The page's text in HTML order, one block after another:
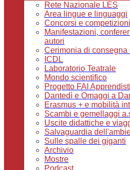
Rete Nazionale LES
Area lingue e linguaggi
Concorsi e competizioni
Manifestazioni,
autori
Cerimonia di consegna
ICDL
Laboratorio Teatrale
Mondo scientifico
Progetto FAI
Dantedì e Omaggi a
Erasmus + e mobilità
Scambi e gemellaggi
Uscite didattiche e
Salvaguardia
Sulle spalle dei giganti
Archivio
Mostre